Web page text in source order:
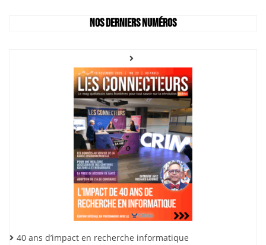
Nos derniers numéros
40 ans d’impact en recherche informatique